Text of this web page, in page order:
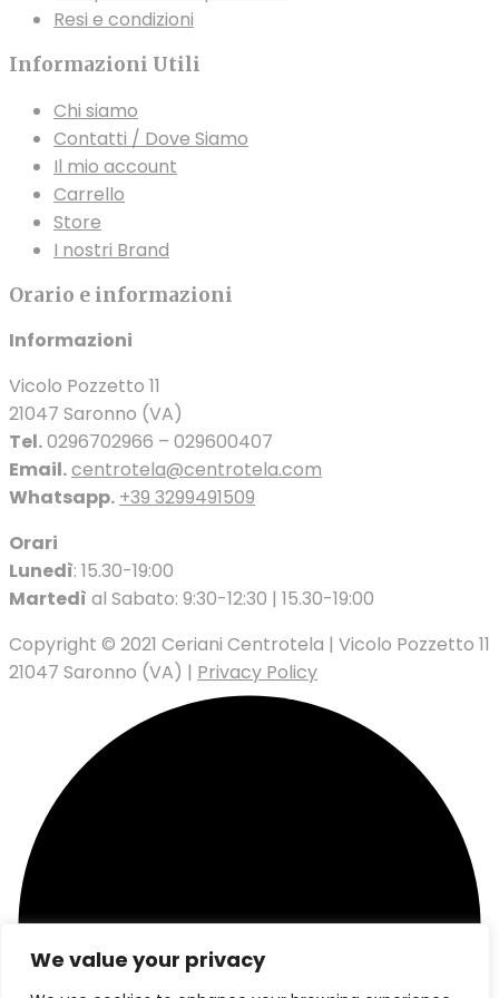
We value your privacy
pagina
prodotto
Resi e condizioni
Informazioni Utili
Chi siamo
Contatti / Dove Siamo
Il mio account
Carrello
Store
I nostri Brand
Orario e informazioni
Informazioni
Vicolo Pozzetto 11
21047 Saronno (VA)
Tel.0296702966 – 029600407
Email.centrotela@centrotela.com
Whatsapp. +39 3299491509
Orari
Lunedì: 15.30-19:00
Martedì al Sabato: 9:30-12:30 | 15.30-19:00
Copyright © 2021 Ceriani Centrotela | Vicolo Pozzetto 11
21047 Saronno (VA) | Privacy Policy